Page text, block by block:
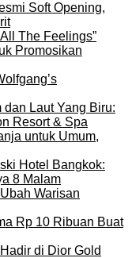
Soft Opening,
The Feelings”
Promosikan
Laut Yang Biru:
Resort & Spa
untuk Umum,
Hotel Bangkok:
8 Malam
Warisan
Rp 10 Ribuan Buat
di Dior Gold